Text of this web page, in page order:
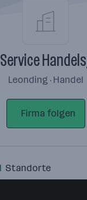
Leonding · Handel
Firma folgen
Standorte